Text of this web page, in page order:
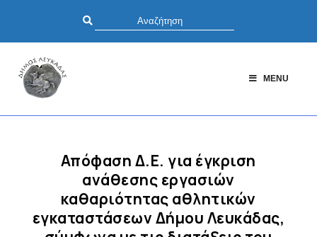
MENU
Απόφαση Δ.E. για έγκριση
ανάθεσης εργασιών
καθαριότητας αθλητικών
εγκαταστάσεων Δήμου Λευκάδας,